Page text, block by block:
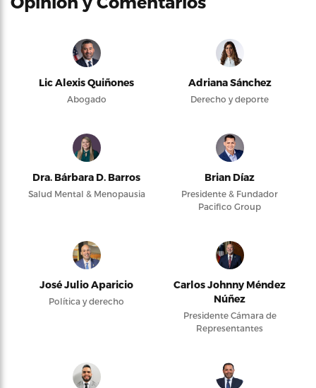
Lic Alexis Quiñones
Abogado
Adriana Sánchez
Derecho y deporte
Dra. Bárbara D. Barros
Salud Mental & Menopausia
Brian Díaz
Presidente & Fundador
Pacifico Group
José Julio Aparicio
Política y derecho
Carlos Johnny Méndez
Núñez
Presidente Cámara de
Representantes